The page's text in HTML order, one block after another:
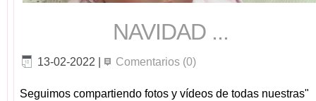
NAVIDAD ...
13-02-2022 Comentarios (0)
Seguimos compartiendo fotos y vídeos de todas nuestras"